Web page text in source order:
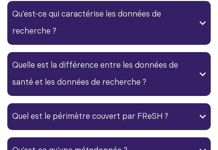
Qu’est-ce qui caractérise les données de
recherche ?
Quelle est la différence entre les données de
santé et les données de recherche ?
Quel est le périmètre couvert par FReSH ?